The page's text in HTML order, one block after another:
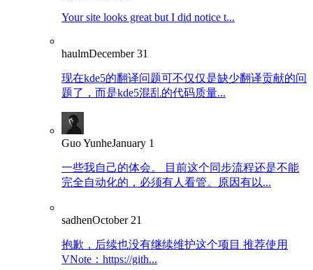
Your site looks great but I did notice t...
haulmDecember 31
现在kde5的翻译问题可不仅仅是缺少翻译贡献的问
题了，而是kde5混乱的代码质量...
Guo YunheJanuary 1
一些我自己的体会。 目前这个同步流程还是不能
完全自动化的，必须有人看管。原因有以...
sadhenOctober 21
抱歉，后续也没有继续维护这个项目 推荐使用
VNote：https://gith...